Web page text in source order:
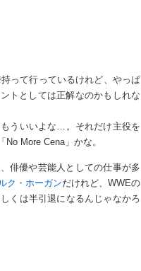
って行っているけれど、やっぱ
トとしては正解なのかもしれな
ういいよな…。それだけ主役を
More Cena」かな。
俳優や芸能人としての仕事が多
ク・ホーガンだけれど、WWEの
くは半引退になるんじゃなかろ